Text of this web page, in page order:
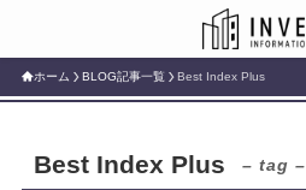
ホーム BLOG記事一覧 Best Index Plus
Best Index Plus – tag –